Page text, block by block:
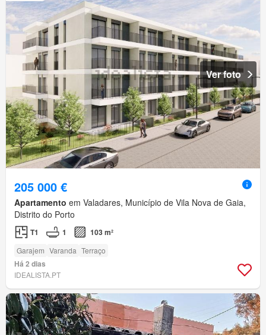
Ver foto
205 000 €
Apartamento em Valadares, Município de Vila Nova de Gaia,
Distrito do Porto
T1 1 103 m²
Garajem Varanda Terraço
Há 2 dias
IDEALISTA.PT